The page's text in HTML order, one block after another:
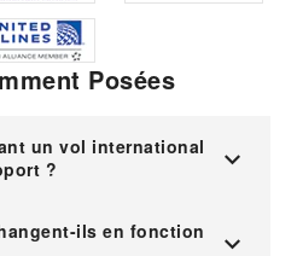
Posées
un vol international
?
ils en fonction